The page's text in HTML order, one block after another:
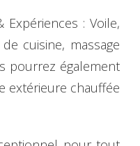
Expériences : Voile,
cuisine, massage
pourrez également
extérieure chauffée